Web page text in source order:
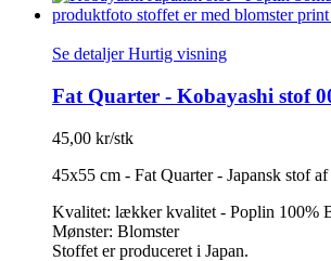
Se detaljerHurtig visning
Fat Quarter - Kobayashi stof
45,00 kr/stk
45x55 cm - Fat Quarter - Japansk stof
Kvalitet: lækker kvalitet - Poplin 100%
Mønster: Blomster
Stoffet er produceret i Japan.